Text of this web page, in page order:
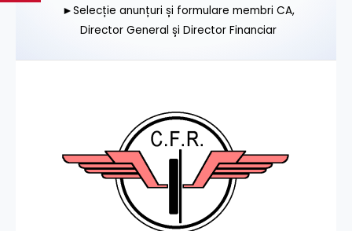
►Selecție anunțuri și formulare membri CA,
Director General și Director Financiar